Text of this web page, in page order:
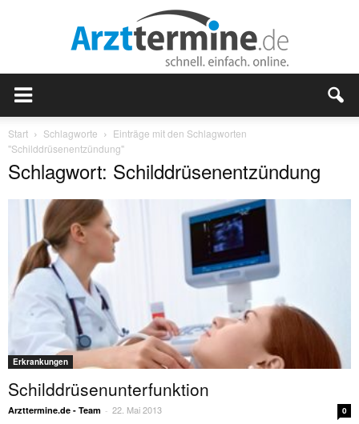
Start Schlagworte
Einträge mit den Schlagworten
"Schilddrüsenentzündung"
Schlagwort: Schilddrüsenentzündung
Erkrankungen
Schilddrüsenunterfunktion
Arzttermine.de - Team - 22. Mai 2013 0